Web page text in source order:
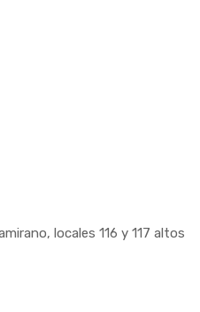
locales 116 y 117 altos